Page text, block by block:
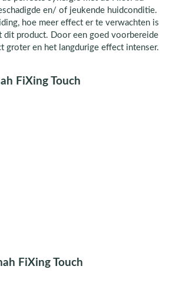
en/ of jeukende huidconditie.
hoe meer effect er te verwachten is
dit product. Door een goed voorbereide
groter en het langdurige effect intenser.
FiXing Touch
FiXing Touch